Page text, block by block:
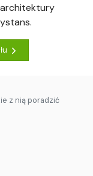
z nią poradzić